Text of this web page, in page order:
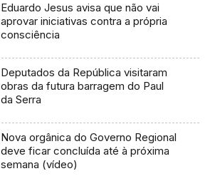
Eduardo Jesus avisa que não vai
aprovar iniciativas contra a própria
consciência
Deputados da República visitaram
obras da futura barragem do Paul
da Serra
Nova orgânica do Governo Regional
deve ficar concluída até à próxima
semana (vídeo)